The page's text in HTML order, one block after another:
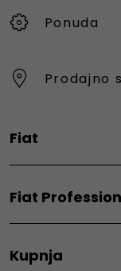
Ponuda
Prodajno
Fiat
Grande Panda Electric
600e
Fiat
E-Doblo
Kupnja